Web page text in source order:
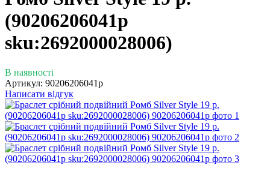
(90206206041р
sku:2692000028006)
В наявності
Артикул: 90206206041р
Написати відгук